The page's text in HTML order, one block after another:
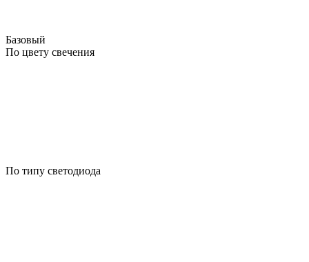
Базовый
По цвету свечения
По типу светодиода